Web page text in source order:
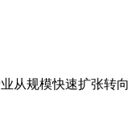
从规模快速扩张转向